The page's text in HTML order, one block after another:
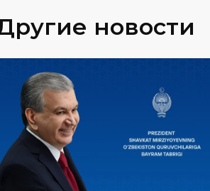
ОБЩЕСТВО
Президент поздравил